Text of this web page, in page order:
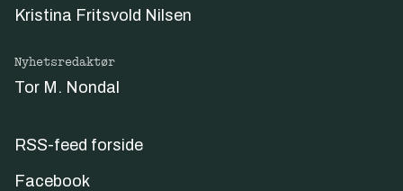
Kristina Fritsvold Nilsen
Nyhetsredaktør
Tor M. Nondal
RSS-feed forside
Facebook